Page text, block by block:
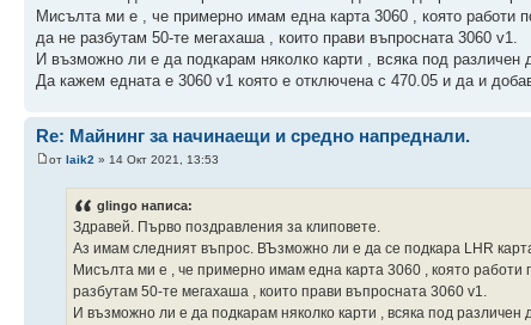
Мисълта ми е , че примерно имам една карта 3060 , която работи
да не разбутам 50-те мегахаша , които прави въпросната 3060 v1.
И възможно ли е да подкарам няколко карти , всяка под различен
Да кажем едната е 3060 v1 която е отключена с 470.05 и да и
Re: Майнинг за начинаещи и средно напреднали.
от laik2 » 14 Окт 2021, 13:53
glingo написа:
Здравей. Първо поздравления за клиповете.
Аз имам следният въпрос. ВЪзможно ли е да се подкара LHR
Мисълта ми е , че примерно имам една карта 3060 , която
разбутам 50-те мегахаша , които прави въпросната 3060 v1.
И възможно ли е да подкарам няколко карти , всяка под различен